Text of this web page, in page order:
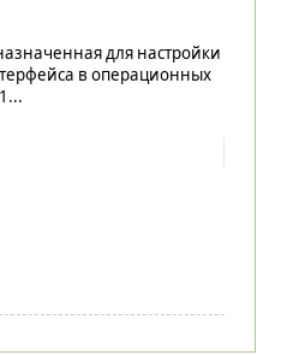
для настройки
в операционных